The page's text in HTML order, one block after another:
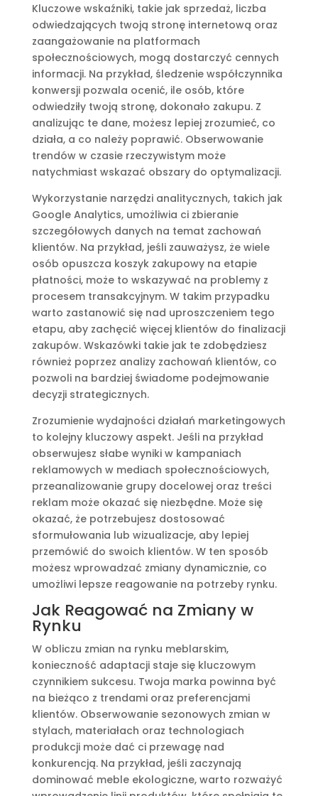
Kluczowe wskaźniki, takie jak sprzedaż, liczba
odwiedzających twoją stronę internetową oraz
zaangażowanie na platformach
społecznościowych, mogą dostarczyć cennych
informacji. Na przykład, śledzenie współczynnika
konwersji pozwala ocenić, ile osób, które
odwiedziły twoją stronę, dokonało zakupu. Z
analizując te dane, możesz lepiej zrozumieć, co
działa, a co należy poprawić. Obserwowanie
trendów w czasie rzeczywistym może
natychmiast wskazać obszary do optymalizacji.
Wykorzystanie narzędzi analitycznych, takich jak
Google Analytics, umożliwia ci zbieranie
szczegółowych danych na temat zachowań
klientów. Na przykład, jeśli zauważysz, że wiele
osób opuszcza koszyk zakupowy na etapie
płatności, może to wskazywać na problemy z
procesem transakcyjnym. W takim przypadku
warto zastanowić się nad uproszczeniem tego
etapu, aby zachęcić więcej klientów do finalizacji
zakupów. Wskazówki takie jak te zdobędziesz
również poprzez analizy zachowań klientów, co
pozwoli na bardziej świadome podejmowanie
decyzji strategicznych.
Zrozumienie wydajności działań marketingowych
to kolejny kluczowy aspekt. Jeśli na przykład
obserwujesz słabe wyniki w kampaniach
reklamowych w mediach społecznościowych,
przeanalizowanie grupy docelowej oraz treści
reklam może okazać się niezbędne. Może się
okazać, że potrzebujesz dostosować
sformułowania lub wizualizacje, aby lepiej
przemówić do swoich klientów. W ten sposób
możesz wprowadzać zmiany dynamicznie, co
umożliwi lepsze reagowanie na potrzeby rynku.
Jak Reagować na Zmiany w
Rynku
W obliczu zmian na rynku meblarskim,
konieczność adaptacji staje się kluczowym
czynnikiem sukcesu. Twoja marka powinna być
na bieżąco z trendami oraz preferencjami
klientów. Obserwowanie sezonowych zmian w
stylach, materiałach oraz technologiach
produkcji może dać ci przewagę nad
konkurencją. Na przykład, jeśli zaczynają
dominować meble ekologiczne, warto rozważyć